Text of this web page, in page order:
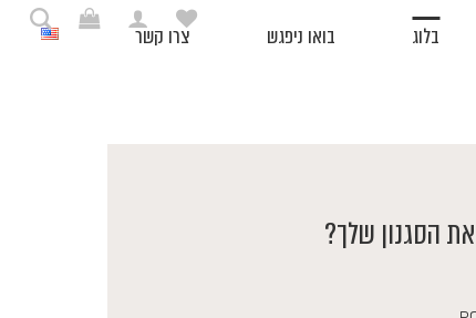
בלוג בואו ניפגש צרו קשר
הסגנון שלך?